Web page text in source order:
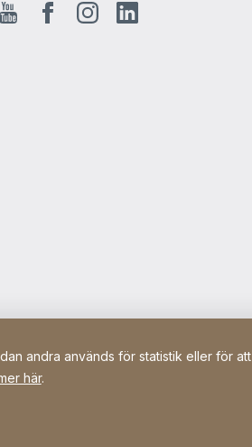
andra används för statistik eller för att
här.